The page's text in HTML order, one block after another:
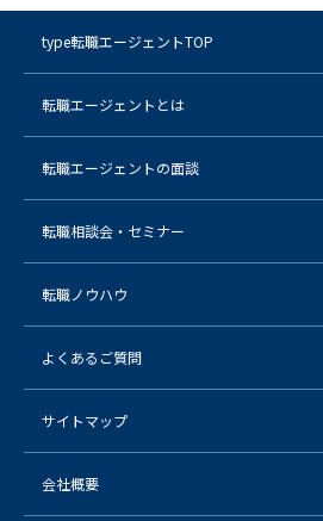
type転職エージェントTOP
転職エージェントとは
転職エージェントの面談
転職相談会・セミナー
転職ノウハウ
よくあるご質問
サイトマップ
会社概要